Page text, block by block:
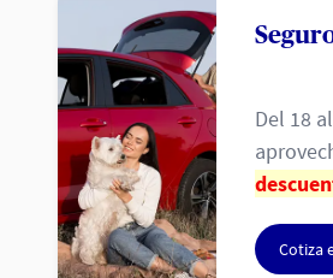
Del 18
Cotiza